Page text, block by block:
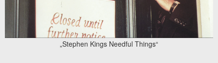
„Stephen Kings Needful Things“